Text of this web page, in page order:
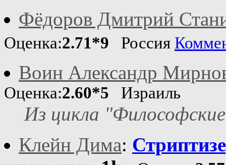
Фёдоров Дмитрий
Оценка:2.71*9 Россия
Воин Александр
Оценка:2.60*5 Израиль
Из цикла
Клейн Дима: